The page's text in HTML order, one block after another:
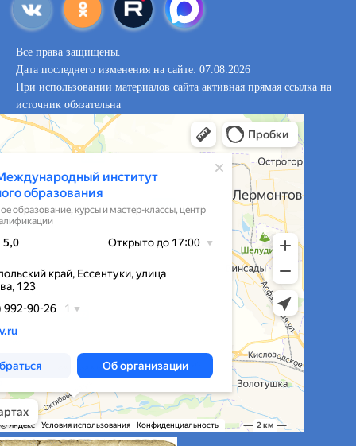
Все права защищены.
Дата последнего изменения на сайте: 07.08.2026
При использовании материалов сайта активная прямая ссылка на
источник обязательна